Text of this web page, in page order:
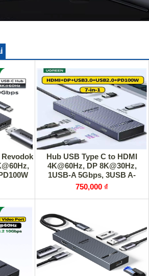
Hub USB Type C to HDMI
4K@60Hz, DP 8K@30Hz,
1USB-A 5Gbps, 3USB A-
480Mbps, 1 PD100W Ugreen
55610
750,000 ₫